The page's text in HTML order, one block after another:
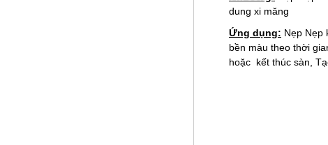
dung xi măng
Ứng dụng: Nẹp Nẹp
bền màu theo thời
hoặc kết thúc sàn,